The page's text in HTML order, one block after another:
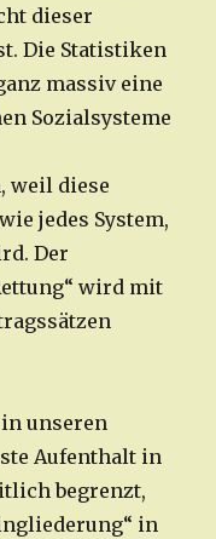
dieser
Die Statistiken
massiv eine
Sozialsysteme
weil diese
jedes System,
Der
wird mit
unseren
Aufenthalt in
begrenzt,
in